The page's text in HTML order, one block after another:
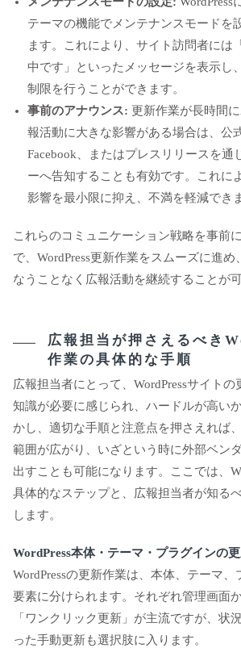
テーマの機能でメンテナンスモードを
ます。これにより、サイト訪問者には
中です」といったメッセージを表示し
制限を行うことができます。
事前のアナウンス: 更新作業が長時間
報活動に大きな影響がある場合は、公
Facebook、またはプレスリリースを通
ーへ告知することも有効です。これに
影響を最小限に抑え、不満を軽減でき
これらのコミュニケーション戦略を事前
で、WordPress更新作業をスムーズに進
なうことなく広報活動を継続することが
広報担当が押さえるべき
作業の具体的な手順
広報担当者にとって、WordPressサイト
知識が必要に感じられ、ハードルが高い
かし、適切な手順と注意点を押さえれば
範囲が広がり、いざという時に外部ベン
出すことも可能になります。ここでは、
具体的なステップと、広報担当者が知る
します。
WordPress本体・テーマ・プラグインの
WordPressの更新作業は、本体、テーマ
要素に分けられます。それぞれ管理画面
「ワンクリック更新」が主流ですが、状
った手動更新も選択肢に入ります。